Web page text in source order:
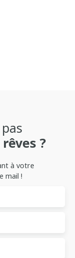
?
à votre
mail !